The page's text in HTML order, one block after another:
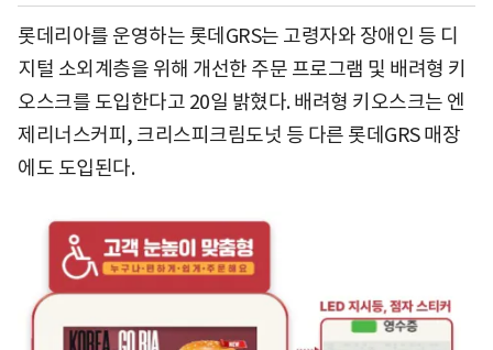
롯데리아를 운영하는 롯데GRS는 고령자와 장애인 등 디
지털 소외계층을 위해 개선한 주문 프로그램 및 배려형 키
오스크를 도입한다고 20일 밝혔다. 배려형 키오스크는 엔
제리너스커피, 크리스피크림도넛 등 다른 롯데GRS 매장
에도 도입된다.